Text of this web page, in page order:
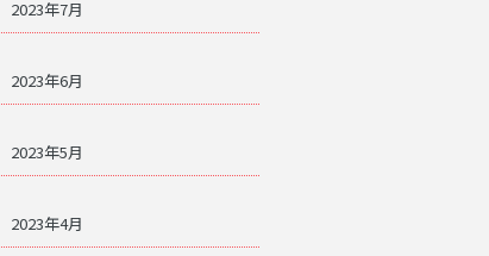
2023年7月
2023年6月
2023年5月
2023年4月